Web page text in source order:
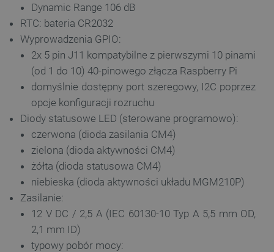
Dynamic Range 106 dB
RTC: bateria CR2032
Wyprowadzenia GPIO:
2x 5 pin J11 kompatybilne z pierwszymi 10 pinami
(od 1 do 10) 40-pinowego złącza Raspberry Pi
domyślnie dostępny port szeregowy, I2C poprzez
opcje konfiguracji rozruchu
Diody statusowe LED (sterowane programowo):
czerwona (dioda zasilania CM4)
zielona (dioda aktywności CM4)
żółta (dioda statusowa CM4)
niebieska (dioda aktywności układu MGM210P)
Zasilanie:
12 V DC / 2,5 A (IEC 60130-10 Typ A 5,5 mm OD,
2,1 mm ID)
typowy pobór mocy:
_lb_ccc